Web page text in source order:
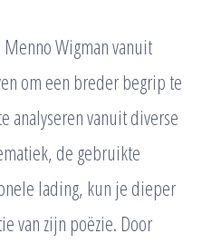
Menno Wigman vanuit
om een breder begrip te
analyseren vanuit diverse
de gebruikte
lading, kun je dieper
van zijn poëzie. Door